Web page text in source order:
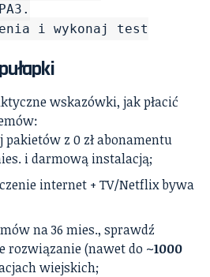
i wykonaj test
wskazówki, jak płacić
pakietów z 0 zł abonamentu
i darmową instalacją;
internet + TV/Netflix bywa
na 36 mies., sprawdź
rozwiązanie (nawet do ~1000
wiejskich;